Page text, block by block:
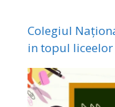
Colegiul
in topul